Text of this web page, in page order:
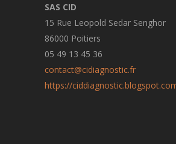
SAS CID
15 Rue Leopold Sedar Senghor
86000 Poitiers
05 49 13 45 36
contact@cidiagnostic.fr
https://